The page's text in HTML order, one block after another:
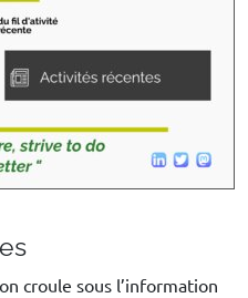
croule sous l’information